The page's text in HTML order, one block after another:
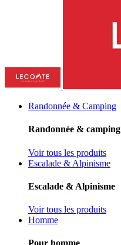
Randonnée & Camping
Randonnée & camping
Voir tous les produits
Escalade & Alpinisme
Escalade & Alpinisme
Voir tous les produits
Homme